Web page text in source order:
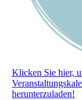
Klicken Sie hier,
herunterzuladen!